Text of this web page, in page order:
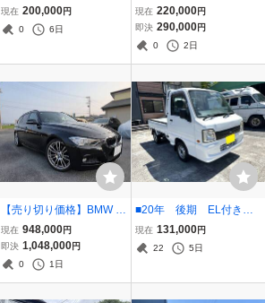
ワンオーナー 純正アル
ミホイール プシュッス
タート ETC バックカメ
現在 200,000円
0
6日
5800㎞ 5速MT スイッ
チポン2WD→4WD切換
式 13インチアルミ ナ
ビ テレビ エアコン
現在 220,000円
即決 290,000円
0
2日
【売り切り価格】BMW 3
20dツーリングMスポー
ツ！希少サンルーフ！オ
プション19インチ！整備
済！車検令和10年7月迄！
現在 948,000円
即決 1,048,000円
0
1日
■20年 後期 EL付き
４WD サンバーT 実走
行66000㎞ 車検取り立
て■エアコン パワステ
現在 131,000円
22
5日